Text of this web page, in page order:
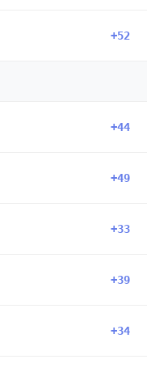
+52
+44
+49
+33
+39
+34